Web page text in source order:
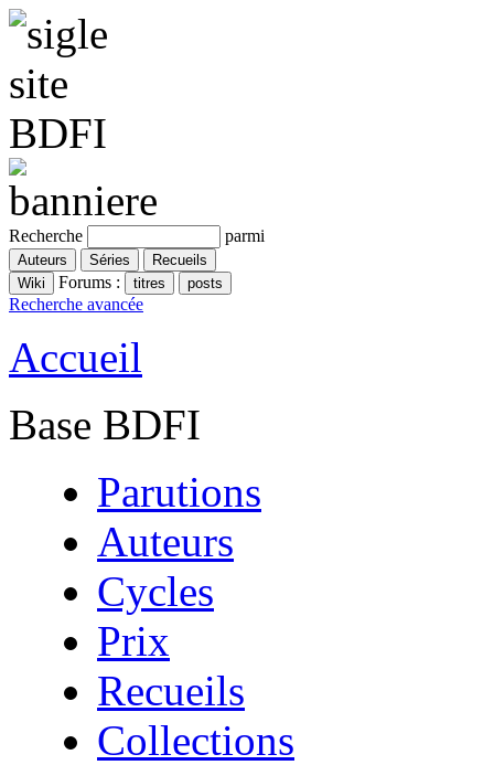
Recherche parmi
Forums :
Recherche avancée
Accueil
Base BDFI
Parutions
Auteurs
Cycles
Prix
Recueils
Collections